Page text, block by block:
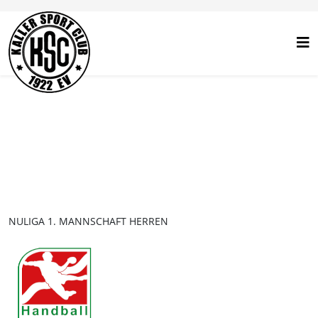
NULIGA 1. MANNSCHAFT HERREN